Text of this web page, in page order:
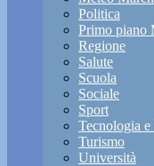
Politica
Primo piano
Regione
Salute
Scuola
Sociale
Sport
Tecnologia e
Turismo
Università